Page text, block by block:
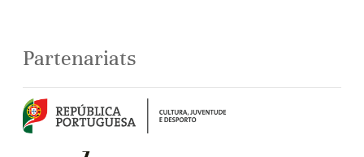
Partenariats